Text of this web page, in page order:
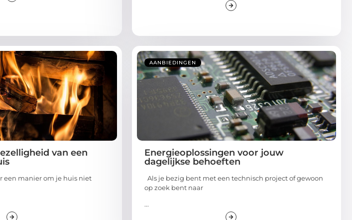
van een
een manier om je huis niet
AANBIEDINGEN
Energieoplossingen voor jouw
dagelijkse behoeften
Als je bezig bent met een technisch project of gewoon
op zoek bent naar
...